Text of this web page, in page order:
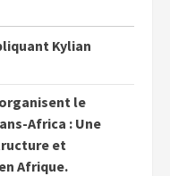
Kylian
le
Africa : Une
et
Afrique.